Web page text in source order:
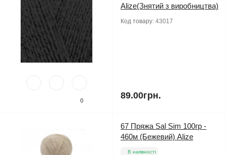
0
Alize(Знятий з виробництва)
Код товару: 43017
89.00грн.
67 Пряжа Sal Sim 100гр -
460м (Бежевий) Alize
В наявності